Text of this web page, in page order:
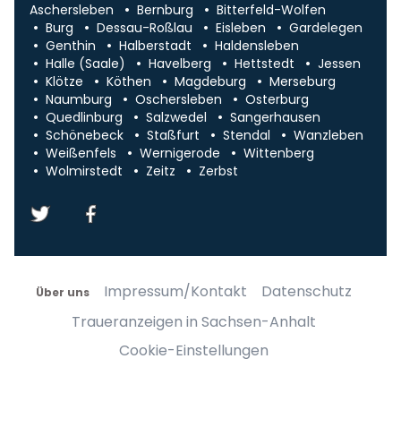
Aschersleben Bernburg
Bitterfeld-Wolfen
Burg
Dessau-Roßlau Eisleben
Gardelegen
Genthin
Halberstadt
Haldensleben
Halle (Saale)
Havelberg Hettstedt
Jessen
Klötze
Köthen Magdeburg
Merseburg
Naumburg
Oschersleben
Osterburg
Quedlinburg
Salzwedel
Sangerhausen
Schönebeck
Staßfurt Stendal
Wanzleben
Weißenfels
Wernigerode
Wittenberg
Wolmirstedt
Zeitz Zerbst
Über uns Impressum/Kontakt
Datenschutz
Traueranzeigen in Sachsen-Anhalt
Cookie-Einstellungen